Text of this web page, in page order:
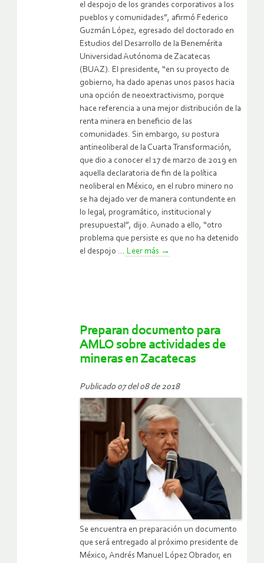
el despojo de los grandes corporativos a los
pueblos y comunidades”, afirmó Federico
Guzmán López, egresado del doctorado en
Estudios del Desarrollo de la Benemérita
Universidad Autónoma de Zacatecas
(BUAZ). El presidente, “en su proyecto de
gobierno, ha dado apenas unos pasos hacia
una opción de neoextractivismo, porque
hace referencia a una mejor distribución de la
renta minera en beneficio de las
comunidades. Sin embargo, su postura
antineoliberal de la Cuarta Transformación,
que dio a conocer el 17 de marzo de 2019 en
aquella declaratoria de fin de la política
neoliberal en México, en el rubro minero no
se ha dejado ver de manera contundente en
lo legal, programático, institucional y
presupuestal”, dijo. Aunado a ello, “otro
problema que persiste es que no ha detenido
el despojo ... Leer más →
Preparan documento para
AMLO sobre actividades de
mineras en Zacatecas
Publicado 07 del 08 de 2018
Se encuentra en preparación un documento
que será entregado al próximo presidente de
México, Andrés Manuel López Obrador, en